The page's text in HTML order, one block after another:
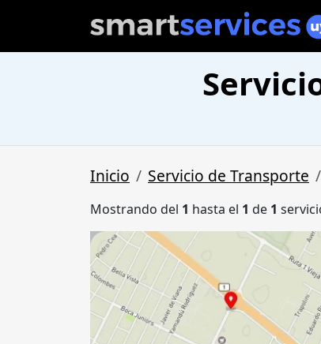
Inicio Servicio de Transporte
Mostrando del 1 hasta el 1 de 1